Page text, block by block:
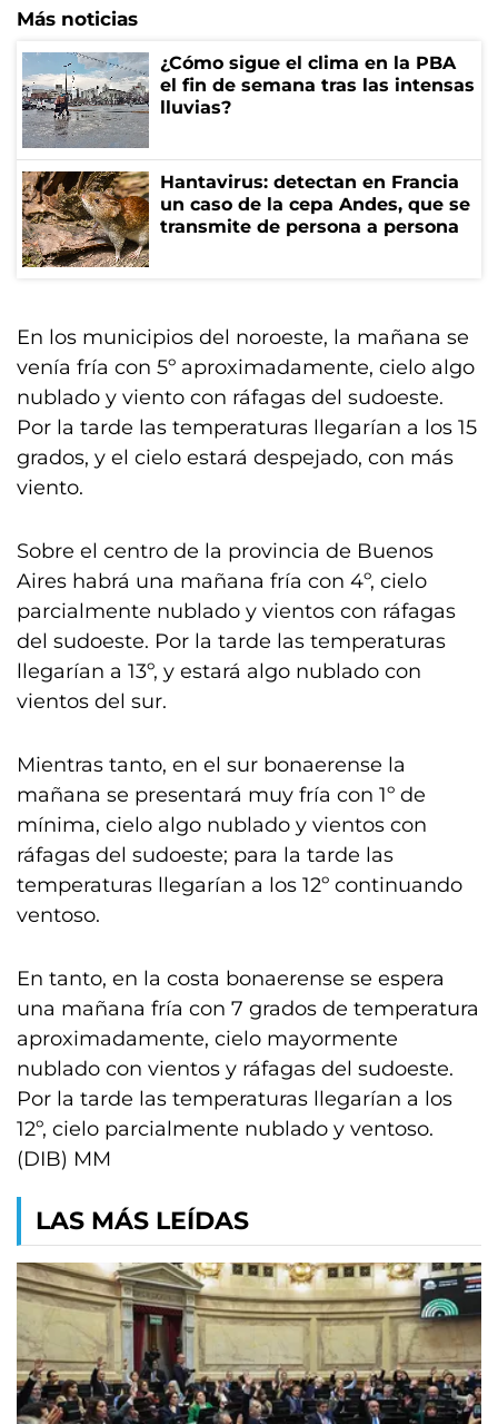
Más noticias
¿Cómo sigue el clima en la PBA
el fin de semana tras las intensas
lluvias?
Hantavirus: detectan en Francia
un caso de la cepa Andes, que se
transmite de persona a persona
En los municipios del noroeste, la mañana se
venía fría con 5º aproximadamente, cielo algo
nublado y viento con ráfagas del sudoeste.
Por la tarde las temperaturas llegarían a los 15
grados, y el cielo estará despejado, con más
viento.
Sobre el centro de la provincia de Buenos
Aires habrá una mañana fría con 4º, cielo
parcialmente nublado y vientos con ráfagas
del sudoeste. Por la tarde las temperaturas
llegarían a 13º, y estará algo nublado con
vientos del sur.
Mientras tanto, en el sur bonaerense la
mañana se presentará muy fría con 1º de
mínima, cielo algo nublado y vientos con
ráfagas del sudoeste; para la tarde las
temperaturas llegarían a los 12º continuando
ventoso.
En tanto, en la costa bonaerense se espera
una mañana fría con 7 grados de temperatura
aproximadamente, cielo mayormente
nublado con vientos y ráfagas del sudoeste.
Por la tarde las temperaturas llegarían a los
12º, cielo parcialmente nublado y ventoso.
(DIB) MM
LAS MÁS LEÍDAS